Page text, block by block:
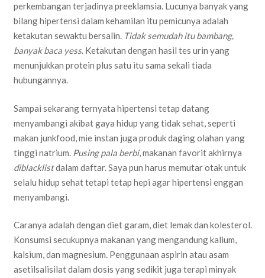
perkembangan terjadinya preeklamsia. Lucunya banyak yang
bilang hipertensi dalam kehamilan itu pemicunya adalah
ketakutan sewaktu bersalin. Tidak semudah itu bambang,
banyak baca yess. Ketakutan dengan hasil tes urin yang
menunjukkan protein plus satu itu sama sekali tiada
hubungannya.
Sampai sekarang ternyata hipertensi tetap datang
menyambangi akibat gaya hidup yang tidak sehat, seperti
makan junkfood, mie instan juga produk daging olahan yang
tinggi natrium. Pusing pala berbi, makanan favorit akhirnya
diblacklistdalam daftar. Saya pun harus memutar otak untuk
selalu hidup sehat tetapi tetap hepi agar hipertensi enggan
menyambangi.
Caranya adalah dengan diet garam, diet lemak dan kolesterol.
Konsumsi secukupnya makanan yang mengandung kalium,
kalsium, dan magnesium. Penggunaan aspirin atau asam
asetilsalisilat dalam dosis yang sedikit juga terapi minyak